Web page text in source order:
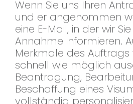
Wenn Sie uns Ihren
und er angenommen
eine E-Mail, in der wir
Annahme informieren.
Merkmale des Auftrags
schnell wie möglich
Beantragung,
Beschaffung eines
vollständig